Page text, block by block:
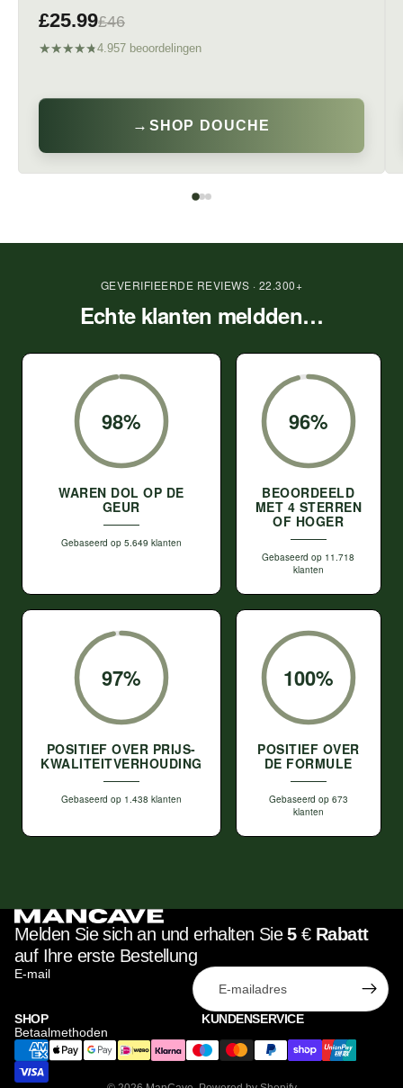
£25.99£46
★★★★★
★★★★★4.957 beoordelingen
→ SHOP DOUCHE
GEVERIFIEERDE REVIEWS · 22.300+
Echte klanten meldden…
98%
WAREN DOL OP DE
GEUR
Gebaseerd op 5.649 klanten
96%
BEOORDEELD
MET 4 STERREN
OF HOGER
Gebaseerd op 11.718
klanten
97%
POSITIEF OVER PRIJS-
KWALITEITVERHOUDING
Gebaseerd op 1.438 klanten
100%
POSITIEF OVER
DE FORMULE
Gebaseerd op 673
klanten
Melden Sie sich an und erhalten Sie5€Rabatt
auf Ihre erste Bestellung
E-mail
SHOP
KUNDENSERVICE
Betaalmethoden